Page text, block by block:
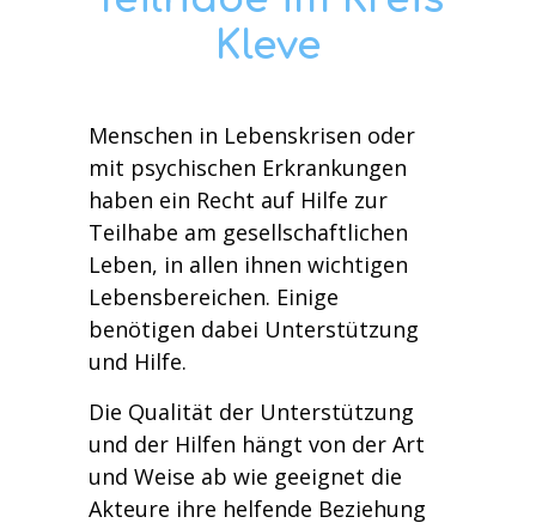
Kleve
Menschen in Lebenskrisen oder
mit psychischen Erkrankungen
haben ein Recht auf Hilfe zur
Teilhabe am gesellschaftlichen
Leben, in allen ihnen wichtigen
Lebensbereichen. Einige
benötigen dabei Unterstützung
und Hilfe.
Die Qualität der Unterstützung
und der Hilfen hängt von der Art
und Weise ab wie geeignet die
Akteure ihre helfende Beziehung